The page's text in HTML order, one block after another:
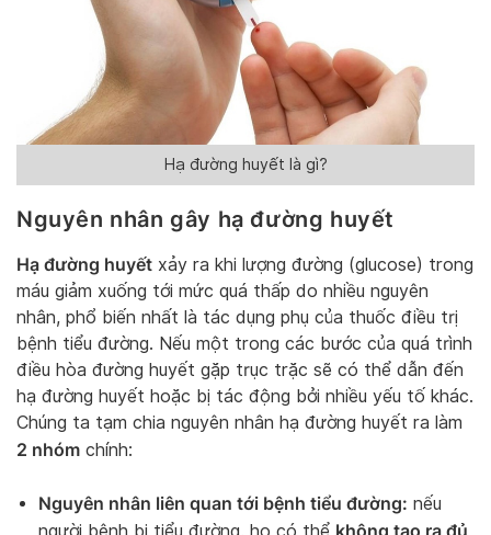
Hạ đường huyết là gì?
Nguyên nhân gây hạ đường huyết
Hạ đường huyết xảy ra khi lượng đường (glucose) trong
máu giảm xuống tới mức quá thấp do nhiều nguyên
nhân, phổ biến nhất là tác dụng phụ của thuốc điều trị
bệnh tiểu đường. Nếu một trong các bước của quá trình
điều hòa đường huyết gặp trục trặc sẽ có thể dẫn đến
hạ đường huyết hoặc bị tác động bởi nhiều yếu tố khác.
Chúng ta tạm chia nguyên nhân hạ đường huyết ra làm
2 nhóm chính:
Nguyên nhân liên quan tới bệnh tiểu đường: nếu
không tạo ra đủ